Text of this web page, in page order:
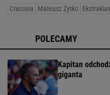
Cracovia Mateusz Żytko
POLECAMY
Kapitan
giganta